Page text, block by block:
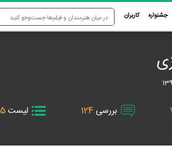
جشنواره کاربران
بررسی 124 لیست5